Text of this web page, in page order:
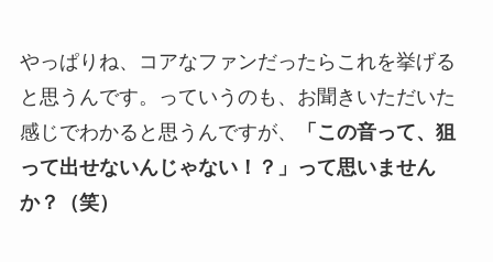
やっぱりね、コアなファンだったらこれを挙げる
と思うんです。っていうのも、お聞きいただいた
感じでわかると思うんですが、
「この音って、狙
って出せないんじゃない！？」って思いません
か？（笑）